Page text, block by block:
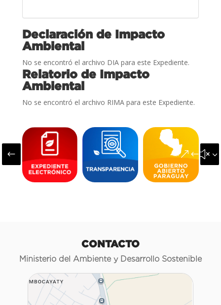
Declaración de Impacto
Ambiental
No se encontró el archivo DIA para este Expediente.
Relatorio de Impacto
Ambiental
No se encontró el archivo RIMA para este Expediente.
#
CONTACTO
Ministerio del Ambiente y Desarrollo Sostenible